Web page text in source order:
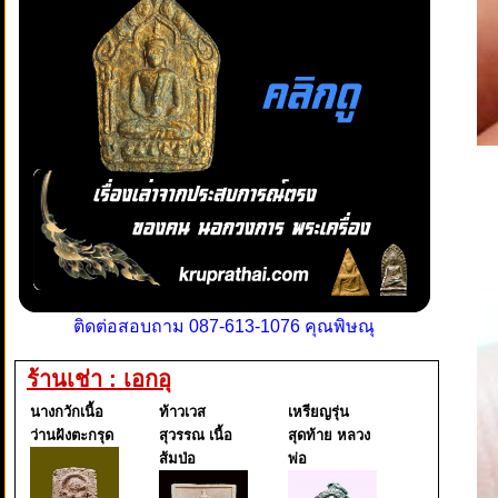
ติดต่อสอบถาม 087-613-1076 คุณพิษณุ
ร้านเช่า : เอกอุ
นางกวักเนื้อ
ว่านฝังตะกรุด
ท้าวเวส
สุวรรณ เนื้อ
ส้มป่อ
เหรียญรุ่น
สุดท้าย หลวง
พ่อ